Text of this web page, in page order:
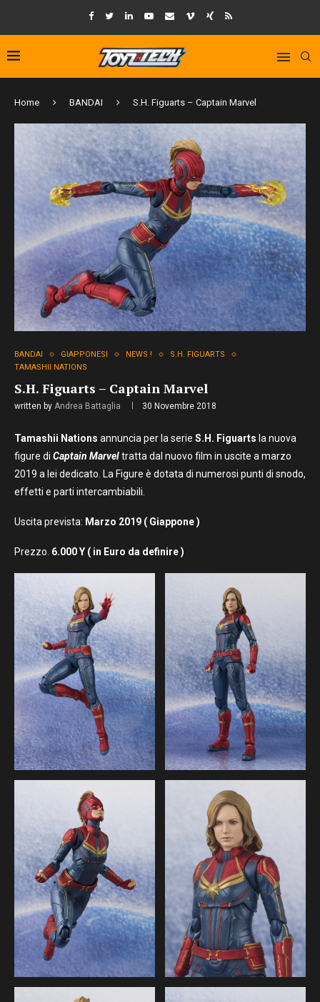
Home BANDAI S.H. Figuarts – Captain Marvel
BANDAI GIAPPONESI NEWS !
S.H. FIGUARTS
TAMASHII NATIONS
S.H. Figuarts – Captain Marvel
written by Andrea Battaglia 30 Novembre 2018
Tamashii Nations annuncia per la serie S.H. Figuarts la nuova
figure di Captain Marveltratta dal nuovo film in uscite a marzo
2019 a lei dedicato. La Figure è dotata di numerosi punti di snodo,
effetti e parti intercambiabili.
Uscita prevista: Marzo 2019 ( Giappone )
Prezzo. 6.000 Y ( in Euro da definire )